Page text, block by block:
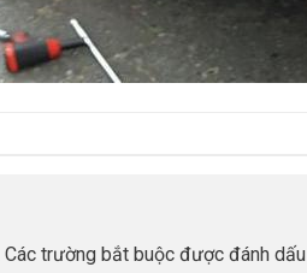
Các trường bắt buộc được đánh dấu